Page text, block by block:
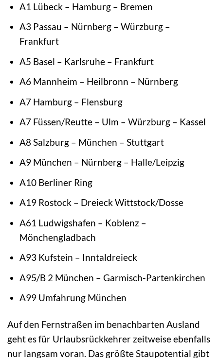
A1 Lübeck – Hamburg – Bremen
A3 Passau – Nürnberg – Würzburg –
Frankfurt
A5 Basel – Karlsruhe – Frankfurt
A6 Mannheim – Heilbronn – Nürnberg
A7 Hamburg – Flensburg
A7 Füssen/Reutte – Ulm – Würzburg – Kassel
A8 Salzburg – München – Stuttgart
A9 München – Nürnberg – Halle/Leipzig
A10 Berliner Ring
A19 Rostock – Dreieck Wittstock/Dosse
A61 Ludwigshafen – Koblenz –
Mönchengladbach
A93 Kufstein – Inntaldreieck
A95/B 2 München – Garmisch-Partenkirchen
A99 Umfahrung München
Auf den Fernstraßen im benachbarten Ausland
geht es für Urlaubsrückkehrer zeitweise ebenfalls
nur langsam voran. Das größte Staupotential gibt